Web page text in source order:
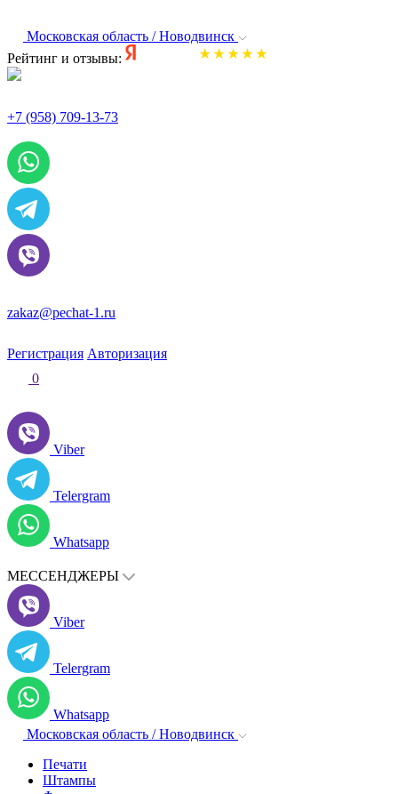
Московская область / Новодвинск
Рейтинг и отзывы:
+7 (958) 709-13-73
zakaz@pechat-1.ru
Регистрация Авторизация
0
Viber
Telergram
Whatsapp
МЕССЕНДЖЕРЫ
Viber
Telergram
Whatsapp
Московская область / Новодвинск
Печати
Штампы